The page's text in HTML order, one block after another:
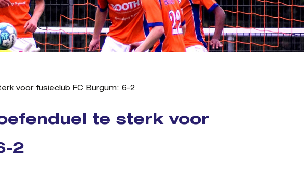
voor fusieclub FC Burgum: 6-2
te sterk voor
2